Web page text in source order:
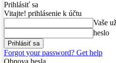
Prihlásiť sa
Vitajte! prihlásenie k účtu
Vaše
heslo
Forgot your password? Get help
Obnova hesla